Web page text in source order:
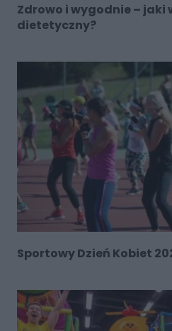
Zdrowo i wygodnie –
dietetyczny?
Sportowy Dzień Kobiet